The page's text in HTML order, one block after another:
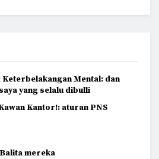
Keterbelakangan Mental: dan
yang selalu dibulli
Kantor!: aturan PNS
mereka